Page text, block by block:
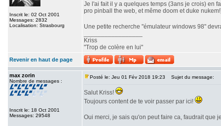
Inscrit le: 02 Oct 2001
Messages: 2832
Localisation: Strasbourg
Je l'ai fait il y a quelques temps (3ans je crois) en
pro pinball the web, et même doom et duke
Une petite recherche "émulateur windows 98"
Kriss
"Trop de colère en lui"
Revenir en haut de page
max zorin
Nombre de messages :
Inscrit le: 18 Oct 2001
Messages: 29548
Posté le: Jeu 01 Fév 2018 19:23 Sujet du message:
Salut Kriss!
Toujours content de te voir passer par ici!
Oui merci, je sais qu'on peut faire ca, faudrait